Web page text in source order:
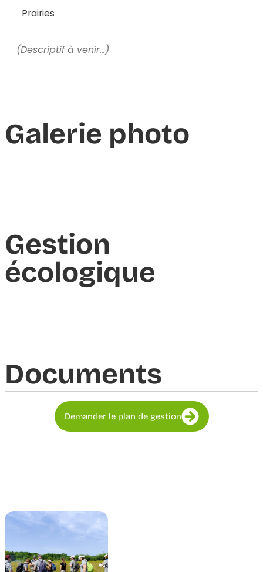
Prairies
(Descriptif à venir…)
Galerie photo
Gestion
écologique
Documents​
Demander le plan de gestion